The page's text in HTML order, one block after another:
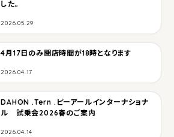
した。
2026.05.29
4月17日のみ閉店時間が18時となります
2026.04.17
DAHON .Tern .ピーアールインターナショナ
ル 試乗会2026春のご案内
2026.04.14